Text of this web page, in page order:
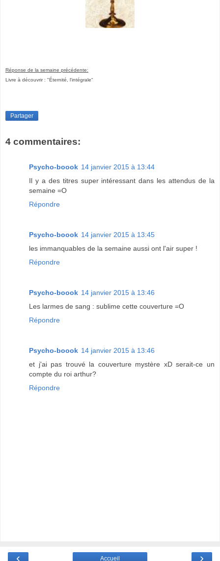
Réponse de la semaine précédente:
Livre à découvrir : "Éternité, l'intégrale"
Partager
4 commentaires:
Psycho-boook 14 janvier 2015 à 13:44
Il y a des titres super intéressant dans les attendus de la
semaine =O
Répondre
Psycho-boook 14 janvier 2015 à 13:45
les immanquables de la semaine aussi ont l'air super !
Répondre
Psycho-boook 14 janvier 2015 à 13:46
Les larmes de sang : sublime cette couverture =O
Répondre
Psycho-boook 14 janvier 2015 à 13:46
et j'ai pas trouvé la couverture mystère xD serait-ce un
compte du roi arthur?
Répondre
‹ ›
Accueil